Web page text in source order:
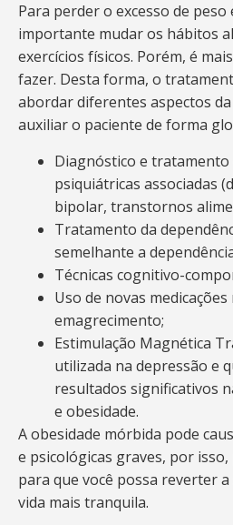
Para perder o excesso de
importante mudar os hábitos
exercícios físicos. Porém, é
fazer. Desta forma, o
abordar diferentes aspectos
auxiliar o paciente de forma
Diagnóstico e tratamento
psiquiátricas associadas
bipolar, transtornos
Tratamento da
semelhante a
Técnicas cognitivo-
Uso de novas
emagrecimento;
Estimulação Magnética
utilizada na depressão e
resultados significativos
e obesidade.
A obesidade mórbida pode
e psicológicas graves, por
para que você possa reverter
vida mais tranquila.